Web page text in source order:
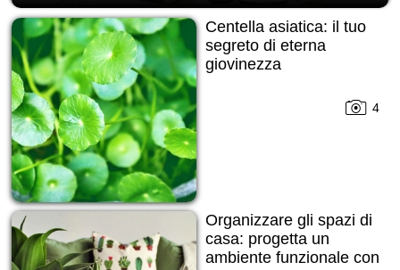
Centella asiatica: il tuo
segreto di eterna
giovinezza
4
Organizzare gli spazi di
casa: progetta un
ambiente funzionale con